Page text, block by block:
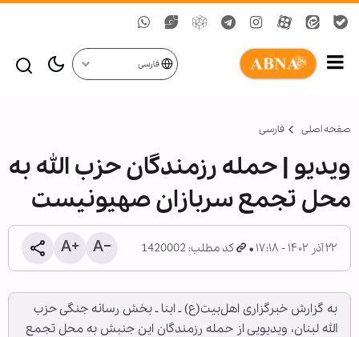
فارسی
صفحه اصلی فارسی
ویدیو | حمله رزمندگان حزب الله به
محل تجمع سربازان صهیونیست
۲۲ آذر ۱۴۰۲ - ۱۷:۱۸ کد مطلب: 1420002
به گزارش خبرگزاری اهل‌بیت(ع) ـ ابنا ـ بخش رسانه جنگی حزب
الله لبنان، ویدیویی از حمله رزمندگان این جنبش به محل تجمع